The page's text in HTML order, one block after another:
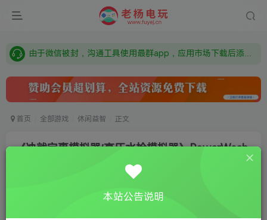
需要什么游戏请联系客服，若链接失效请联系客服，百度网盘边上的激活码也是解压密码
由于微信被封，沟通工具使用最群app，应用市场下载后添加好友：Y9FA49 以后用最群交流解决问题。不再使用微信！
首页 全部游戏 休闲益智 正文
《冲就完事模拟器/高压水枪模拟器》PowerWash
本站公告说明